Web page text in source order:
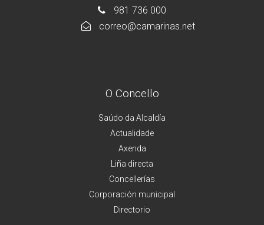
981 736 000
correo@camarinas.net
O Concello
Saúdo da Alcaldía
Actualidade
Axenda
Liña directa
Concellerías
Corporación municipal
Directorio